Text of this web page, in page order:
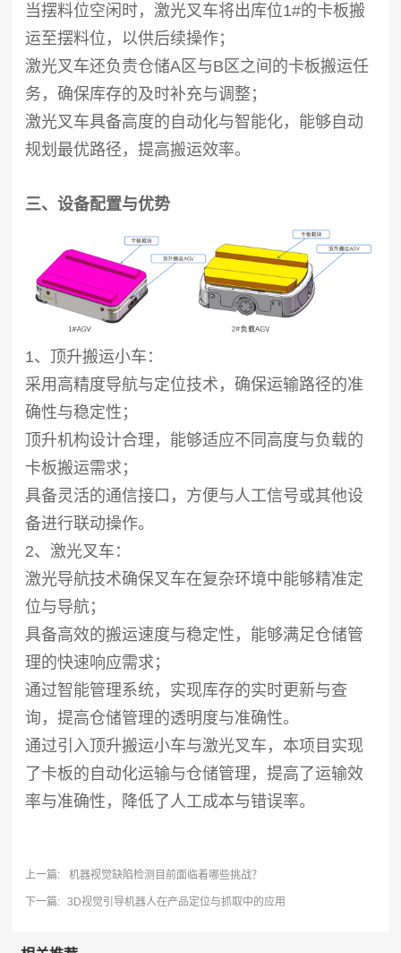
当摆料位空闲时，激光叉车将出库位1#的卡板搬
运至摆料位，以供后续操作；
激光叉车还负责仓储A区与B区之间的卡板搬运任
务，确保库存的及时补充与调整；
激光叉车具备高度的自动化与智能化，能够自动
规划最优路径，提高搬运效率。
三、设备配置与优势
1、顶升搬运小车：
采用高精度导航与定位技术，确保运输路径的准
确性与稳定性；
顶升机构设计合理，能够适应不同高度与负载的
卡板搬运需求；
具备灵活的通信接口，方便与人工信号或其他设
备进行联动操作。
2、激光叉车：
激光导航技术确保叉车在复杂环境中能够精准定
位与导航；
具备高效的搬运速度与稳定性，能够满足仓储管
理的快速响应需求；
通过智能管理系统，实现库存的实时更新与查
询，提高仓储管理的透明度与准确性。
通过引入顶升搬运小车与激光叉车，本项目实现
了卡板的自动化运输与仓储管理，提高了运输效
率与准确性，降低了人工成本与错误率。
上一篇: 机器视觉缺陷检测目前面临着哪些挑战？
下一篇: 3D视觉引导机器人在产品定位与抓取中的应用